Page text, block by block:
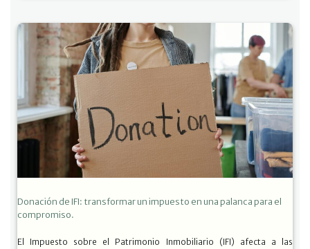
Donación de IFI: transformar un impuesto en una palanca para el
compromiso.
El Impuesto sobre el Patrimonio Inmobiliario (IFI) afecta a las